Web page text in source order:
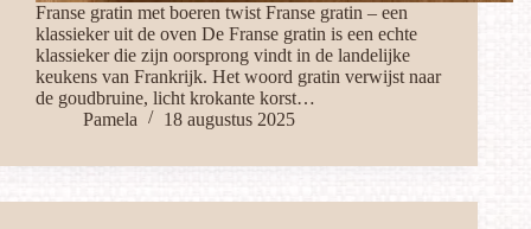
Franse gratin met boeren twist Franse gratin – een
klassieker uit de oven De Franse gratin is een echte
klassieker die zijn oorsprong vindt in de landelijke
keukens van Frankrijk. Het woord gratin verwijst naar
de goudbruine, licht krokante korst…
Pamela
18 augustus 2025